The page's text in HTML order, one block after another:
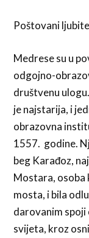
Poštovani
Medrese su u
odgojno-
društvenu
je najstarija, i
obrazovna
1557. godine.
beg Karađoz,
Mostara, osoba
mosta, i bila
darovanim spoji
svijeta, kroz